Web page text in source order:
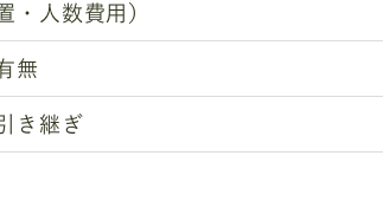
・人数費用）
無
き継ぎ